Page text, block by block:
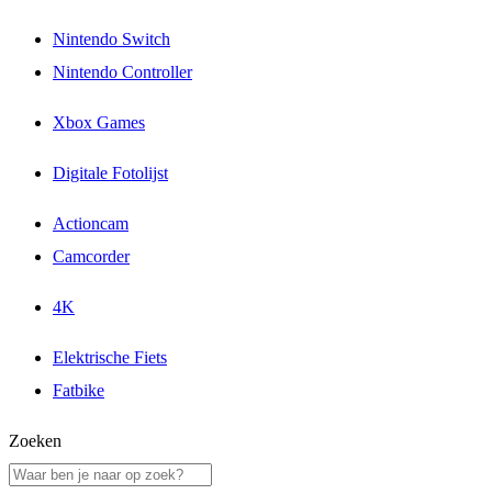
Nintendo Switch
Nintendo Controller
Xbox Games
Digitale Fotolijst
Actioncam
Camcorder
4K
Elektrische Fiets
Fatbike
Zoeken